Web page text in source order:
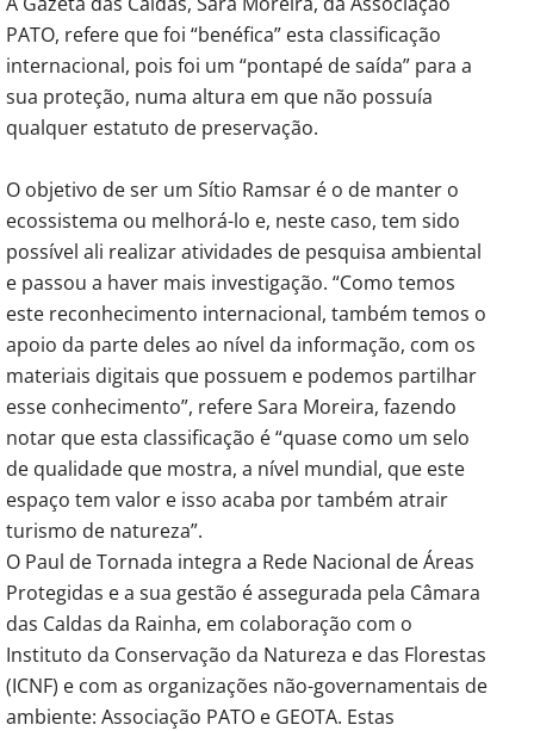
PATO, refere que foi “benéfica” esta classificação
internacional, pois foi um “pontapé de saída” para a
sua proteção, numa altura em que não possuía
qualquer estatuto de preservação.
O objetivo de ser um Sítio Ramsar é o de manter o
ecossistema ou melhorá-lo e, neste caso, tem sido
possível ali realizar atividades de pesquisa ambiental
e passou a haver mais investigação. “Como temos
este reconhecimento internacional, também temos o
apoio da parte deles ao nível da informação, com os
materiais digitais que possuem e podemos partilhar
esse conhecimento”, refere Sara Moreira, fazendo
notar que esta classificação é “quase como um selo
de qualidade que mostra, a nível mundial, que este
espaço tem valor e isso acaba por também atrair
turismo de natureza”.
O Paul de Tornada integra a Rede Nacional de Áreas
Protegidas e a sua gestão é assegurada pela Câmara
das Caldas da Rainha, em colaboração com o
Instituto da Conservação da Natureza e das Florestas
(ICNF) e com as organizações não-governamentais de
ambiente: Associação PATO e GEOTA. Estas